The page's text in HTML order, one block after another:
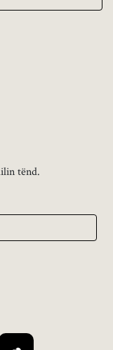
tënd.